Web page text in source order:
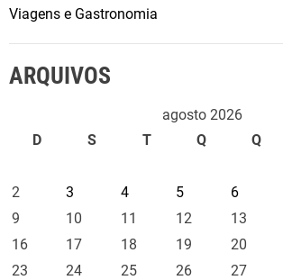
Viagens e Gastronomia
ARQUIVOS
agosto 2026
D
S T Q Q
2
3 4 5 6
9
10 11 12 13
16
17 18 19 20
23
24 25 26 27